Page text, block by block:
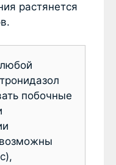
растянется
побочные